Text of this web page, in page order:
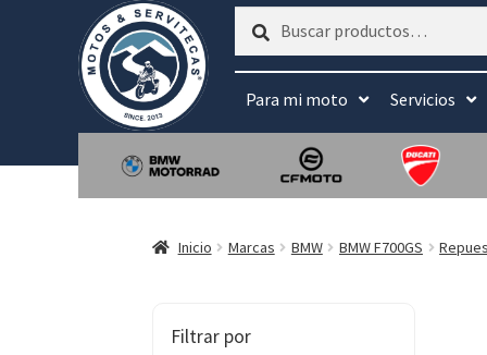
Buscar
Buscar
Para mi moto Servicios
Inicio Marcas BMW BMW F700GS
Filtrar por